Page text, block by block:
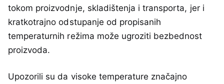
tokom proizvodnje, skladištenja i transporta, jer i
kratkotrajno odstupanje od propisanih
temperaturnih režima može ugroziti bezbednost
proizvoda.
Upozorili su da visoke temperature značajno